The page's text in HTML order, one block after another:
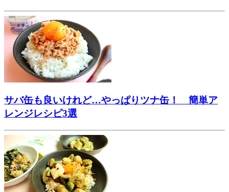
サバ缶も良いけれど…やっぱりツナ缶！ 簡単ア
レンジレシピ3選